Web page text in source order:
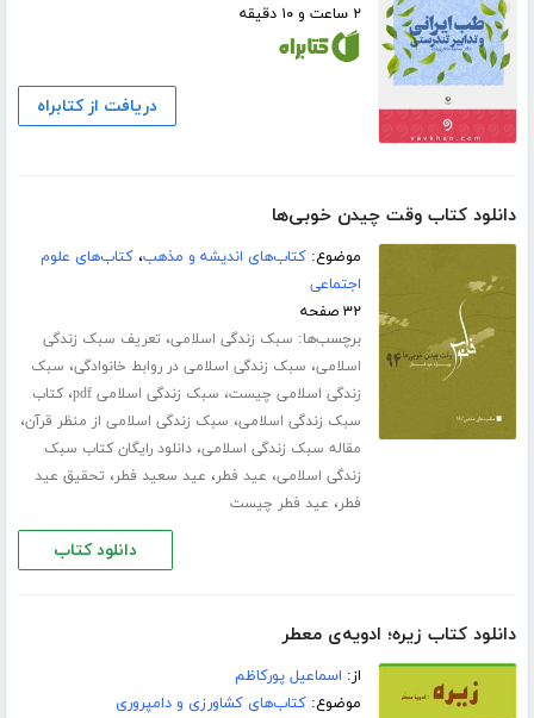
۲ ساعت و ۱۰ دقیقه
دریافت از کتابراه
دانلود کتاب وقت چیدن خوبی‌ها
موضوع:کتاب‌های اندیشه و مذهب،کتاب‌های علوم
اجتماعی
۳۲ صفحه
برچسب‌ها: سبک زندگی اسلامی، تعریف سبک زندگی
اسلامی، سبک زندگی اسلامی در روابط خانوادگی، سبک
زندگی اسلامی چیست، سبک زندگی اسلامی pdf ،کتاب
سبک زندگی اسلامی، سبک زندگی اسلامی از منظر قرآن،
مقاله سبک زندگی اسلامی،دانلود رایگان کتاب سبک
زندگی اسلامی، عید فطر، عید سعید فطر، تحقیق عید
فطر، عید فطر چیست
دانلود کتاب
دانلود کتاب زیره؛ ادویه‌ی معطر
از: اسماعیل پورکاظم
موضوع:کتاب‌های کشاورزی و دامپروری